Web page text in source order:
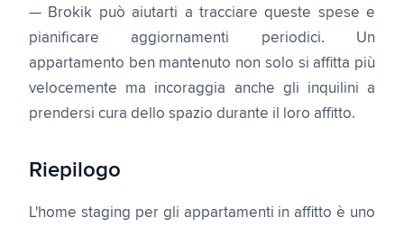
— Brokik può aiutarti a tracciare queste spese e
pianificare aggiornamenti periodici. Un
appartamento ben mantenuto non solo si affitta più
velocemente ma incoraggia anche gli inquilini a
prendersi cura dello spazio durante il loro affitto.
Riepilogo
L'home staging per gli appartamenti in affitto è uno